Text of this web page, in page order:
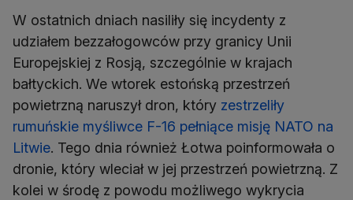
W ostatnich dniach nasiliły się incydenty z
udziałem bezzałogowców przy granicy Unii
Europejskiej z Rosją, szczególnie w krajach
bałtyckich. We wtorek estońską przestrzeń
powietrzną naruszył dron, który zestrzeliły
rumuńskie myśliwce F-16 pełniące misję NATO na
Litwie. Tego dnia również Łotwa poinformowała o
dronie, który wleciał w jej przestrzeń powietrzną. Z
kolei w środę z powodu możliwego wykrycia